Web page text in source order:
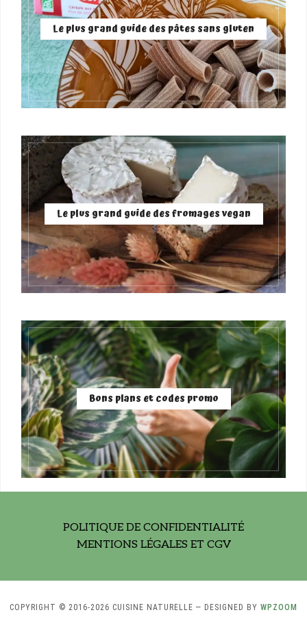
Le plus grand guide des pâtes sans gluten
Le plus grand guide des fromages vegan
Bons plans et codes promo
POLITIQUE DE CONFIDENTIALITÉ
MENTIONS LÉGALES ET CGV
COPYRIGHT © 2016-2026 CUISINE NATURELLE — DESIGNED BY WPZOOM